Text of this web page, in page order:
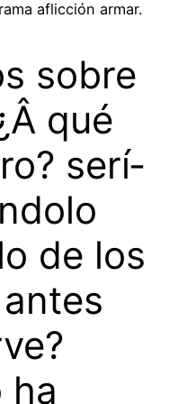
aflicción armar.
sobre
qué
serí­
de los
ha